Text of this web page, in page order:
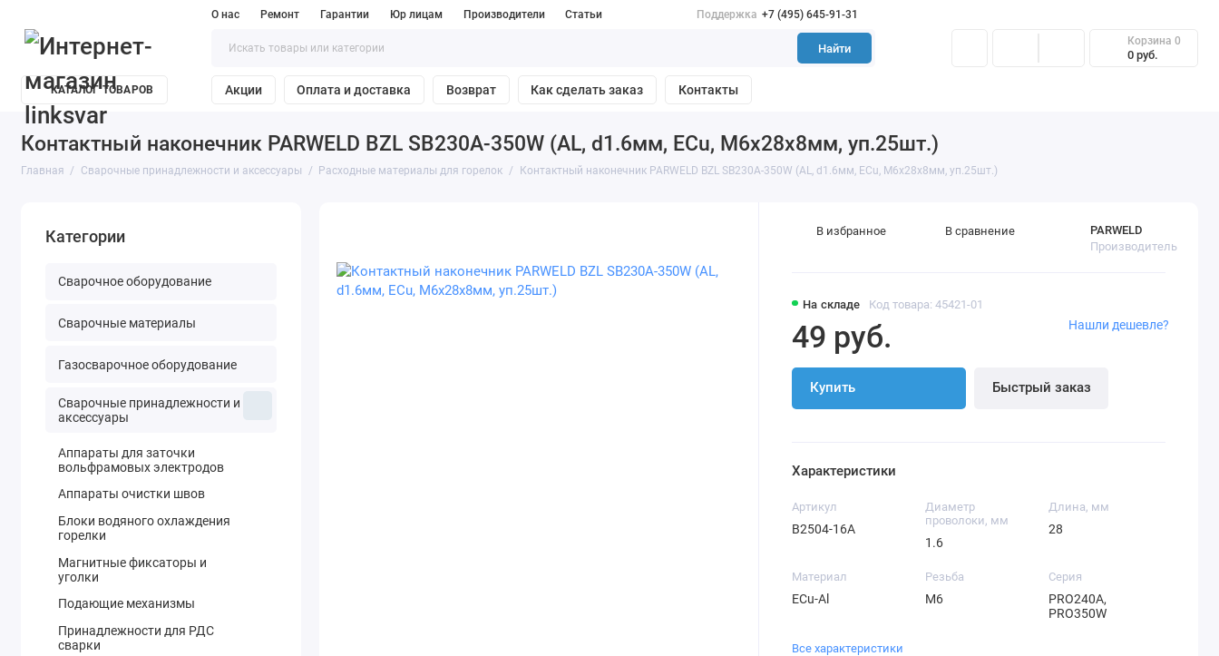
О нас Ремонт Гарантии Юр лицам Производители Статьи Поддержка +7 (495) 645-91-31
Найти
Корзина 0
0 руб.
КАТАЛОГ ТОВАРОВ Акции Оплата и доставка Возврат Как сделать заказ Контакты
Контактный наконечник PARWELD BZL SB230A-350W (AL, d1.6мм, ECu, M6x28x8мм, уп.25шт.)
Главная Сварочные принадлежности и аксессуары Расходные материалы для горелок Контактный наконечник PARWELD BZL SB230A-350W (AL, d1.6мм, ECu, M6x28x8мм, уп.25шт.)
Категории
Сварочное оборудование
Сварочные материалы
Газосварочное оборудование
Сварочные принадлежности и
аксессуары
Аппараты для заточки
вольфрамовых электродов
Аппараты очистки швов
Блоки водяного охлаждения
горелки
Магнитные фиксаторы и
уголки
Подающие механизмы
Принадлежности для РДС
сварки
На складе Код товара: 45421-01
PARWELD
Производитель
49 руб.
Купить Быстрый заказ
Нашли дешевле?
В избранное В сравнение
Характеристики
Артикул
B2504-16A
Диаметр
проволоки, мм
1.6
Длина, мм
28
Материал
ECu-Al
Резьба
M6
Серия
PRO240A,
PRO350W
Все характеристики